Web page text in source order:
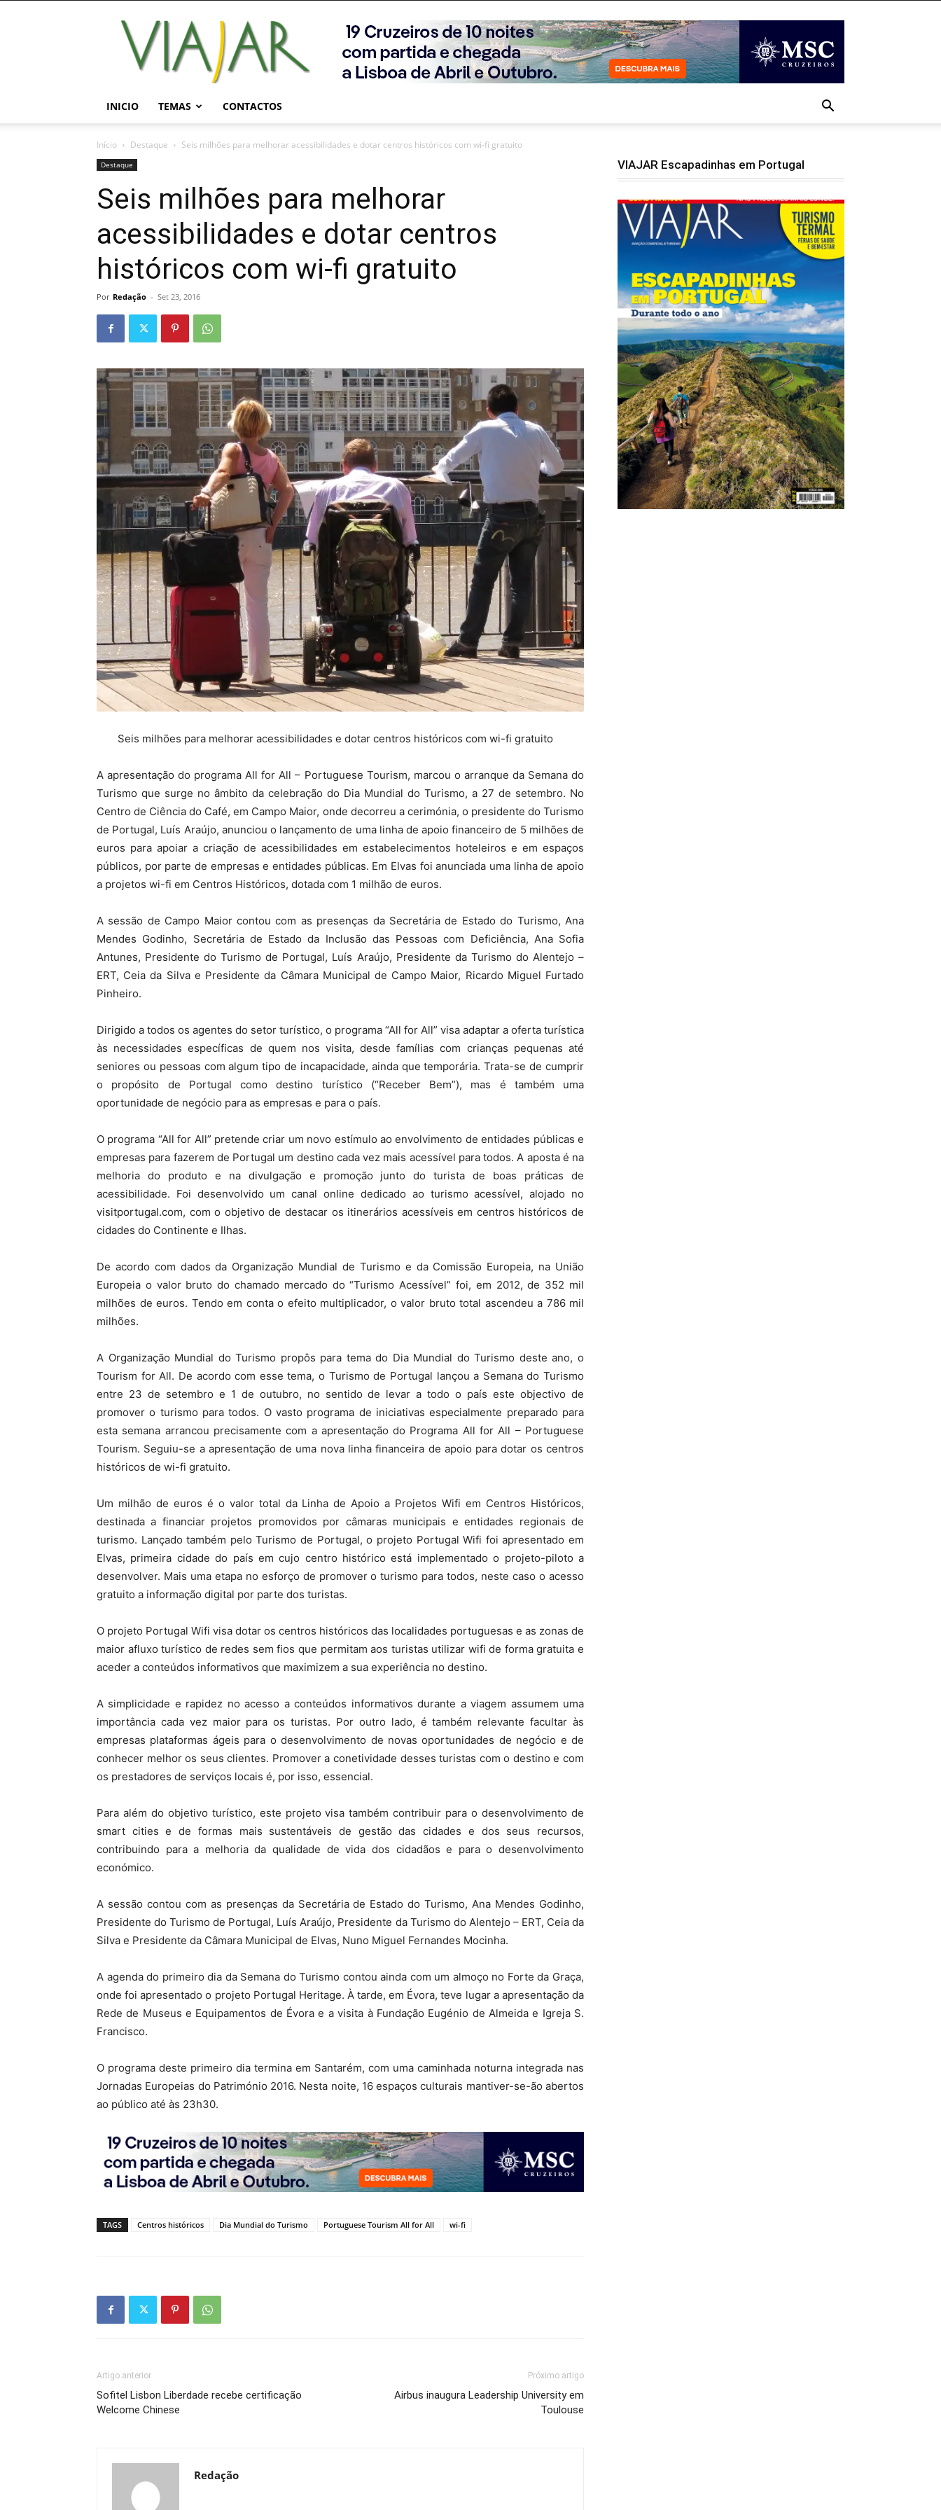
Viajar
Magazine
Online
INICIO TEMAS CONTACTOS
Início Destaque Seis milhões para melhorar acessibilidades e dotar centros históricos com wi-fi gratuito
Destaque
Seis milhões para melhorar
acessibilidades e dotar centros
históricos com wi-fi gratuito
Por Redação - Set 23, 2016
Seis milhões para melhorar acessibilidades e dotar centros históricos com wi-fi gratuito
A apresentação do programa All for All – Portuguese Tourism, marcou o arranque da Semana do
Turismo que surge no âmbito da celebração do Dia Mundial do Turismo, a 27 de setembro. No
Centro de Ciência do Café, em Campo Maior, onde decorreu a cerimónia, o presidente do Turismo
de Portugal, Luís Araújo, anunciou o lançamento de uma linha de apoio financeiro de 5 milhões de
euros para apoiar a criação de acessibilidades em estabelecimentos hoteleiros e em espaços
públicos, por parte de empresas e entidades públicas. Em Elvas foi anunciada uma linha de apoio
a projetos wi-fi em Centros Históricos, dotada com 1 milhão de euros.
A sessão de Campo Maior contou com as presenças da Secretária de Estado do Turismo, Ana
Mendes Godinho, Secretária de Estado da Inclusão das Pessoas com Deficiência, Ana Sofia
Antunes, Presidente do Turismo de Portugal, Luís Araújo, Presidente da Turismo do Alentejo –
ERT, Ceia da Silva e Presidente da Câmara Municipal de Campo Maior, Ricardo Miguel Furtado
Pinheiro.
Dirigido a todos os agentes do setor turístico, o programa “All for All” visa adaptar a oferta turística
às necessidades específicas de quem nos visita, desde famílias com crianças pequenas até
seniores ou pessoas com algum tipo de incapacidade, ainda que temporária. Trata-se de cumprir
o propósito de Portugal como destino turístico (“Receber Bem”), mas é também uma
oportunidade de negócio para as empresas e para o país.
O programa “All for All” pretende criar um novo estímulo ao envolvimento de entidades públicas e
empresas para fazerem de Portugal um destino cada vez mais acessível para todos. A aposta é na
melhoria do produto e na divulgação e promoção junto do turista de boas práticas de
acessibilidade. Foi desenvolvido um canal online dedicado ao turismo acessível, alojado no
visitportugal.com, com o objetivo de destacar os itinerários acessíveis em centros históricos de
cidades do Continente e Ilhas.
De acordo com dados da Organização Mundial de Turismo e da Comissão Europeia, na União
Europeia o valor bruto do chamado mercado do “Turismo Acessível” foi, em 2012, de 352 mil
milhões de euros. Tendo em conta o efeito multiplicador, o valor bruto total ascendeu a 786 mil
milhões.
A Organização Mundial do Turismo propôs para tema do Dia Mundial do Turismo deste ano, o
Tourism for All. De acordo com esse tema, o Turismo de Portugal lançou a Semana do Turismo
entre 23 de setembro e 1 de outubro, no sentido de levar a todo o país este objectivo de
promover o turismo para todos. O vasto programa de iniciativas especialmente preparado para
esta semana arrancou precisamente com a apresentação do Programa All for All – Portuguese
Tourism. Seguiu-se a apresentação de uma nova linha financeira de apoio para dotar os centros
históricos de wi-fi gratuito.
Um milhão de euros é o valor total da Linha de Apoio a Projetos Wifi em Centros Históricos,
destinada a financiar projetos promovidos por câmaras municipais e entidades regionais de
turismo. Lançado também pelo Turismo de Portugal, o projeto Portugal Wifi foi apresentado em
Elvas, primeira cidade do país em cujo centro histórico está implementado o projeto-piloto a
desenvolver. Mais uma etapa no esforço de promover o turismo para todos, neste caso o acesso
gratuito a informação digital por parte dos turistas.
O projeto Portugal Wifi visa dotar os centros históricos das localidades portuguesas e as zonas de
maior afluxo turístico de redes sem fios que permitam aos turistas utilizar wifi de forma gratuita e
aceder a conteúdos informativos que maximizem a sua experiência no destino.
A simplicidade e rapidez no acesso a conteúdos informativos durante a viagem assumem uma
importância cada vez maior para os turistas. Por outro lado, é também relevante facultar às
empresas plataformas ágeis para o desenvolvimento de novas oportunidades de negócio e de
conhecer melhor os seus clientes. Promover a conetividade desses turistas com o destino e com
os prestadores de serviços locais é, por isso, essencial.
Para além do objetivo turístico, este projeto visa também contribuir para o desenvolvimento de
smart cities e de formas mais sustentáveis de gestão das cidades e dos seus recursos,
contribuindo para a melhoria da qualidade de vida dos cidadãos e para o desenvolvimento
económico.
A sessão contou com as presenças da Secretária de Estado do Turismo, Ana Mendes Godinho,
Presidente do Turismo de Portugal, Luís Araújo, Presidente da Turismo do Alentejo – ERT, Ceia da
Silva e Presidente da Câmara Municipal de Elvas, Nuno Miguel Fernandes Mocinha.
A agenda do primeiro dia da Semana do Turismo contou ainda com um almoço no Forte da Graça,
onde foi apresentado o projeto Portugal Heritage. À tarde, em Évora, teve lugar a apresentação da
Rede de Museus e Equipamentos de Évora e a visita à Fundação Eugénio de Almeida e Igreja S.
Francisco.
O programa deste primeiro dia termina em Santarém, com uma caminhada noturna integrada nas
Jornadas Europeias do Património 2016. Nesta noite, 16 espaços culturais mantiver-se-ão abertos
ao público até às 23h30.
TAGS Centros históricos Dia Mundial do Turismo Portuguese Tourism All for All wi-fi
Artigo anterior
Sofitel Lisbon Liberdade recebe certificação
Welcome Chinese
Próximo artigo
Airbus inaugura Leadership University em
Toulouse
Redação
VIAJAR Escapadinhas em Portugal